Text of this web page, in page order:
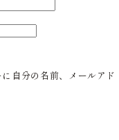
自分の名前、メールアド